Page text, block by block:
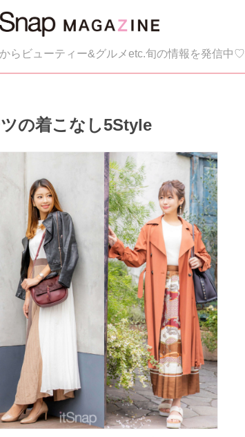
らビューティー&グルメetc.旬の情報を発信中♡
の着こなし5Style